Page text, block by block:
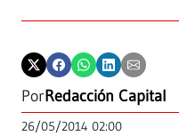
PorRedacción Capital
26/05/2014 02:00